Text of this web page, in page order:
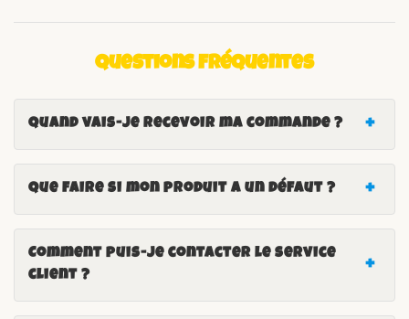
Questions fréquentes
Quand vais-je recevoir ma commande ?
Que faire si mon produit a un défaut ?
Comment puis-je contacter le service
client ?